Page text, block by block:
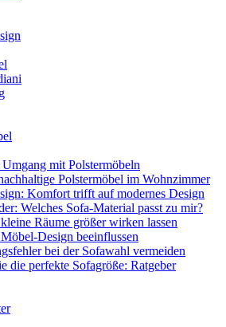
mit Polstermöbeln
Polstermöbel im Wohnzimmer
Komfort trifft auf modernes Design
Welches Sofa-Material passt zu mir?
Räume größer wirken lassen
Design beeinflussen
bei der Sofawahl vermeiden
die perfekte Sofagröße: Ratgeber